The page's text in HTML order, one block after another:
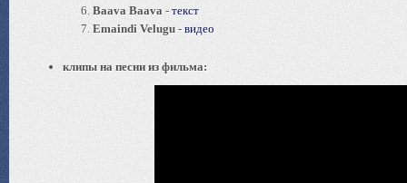
Baava Baava - текст
Emaindi Velugu -видео
клипы на песни из фильма: